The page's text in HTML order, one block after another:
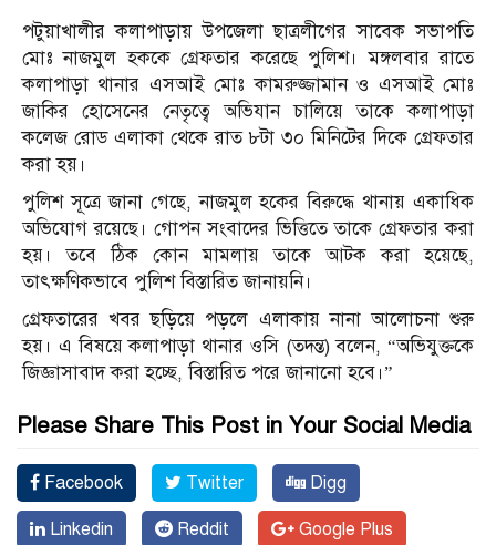
পটুয়াখালীর কলাপাড়ায় উপজেলা ছাত্রলীগের সাবেক সভাপতি
মোঃ নাজমুল হককে গ্রেফতার করেছে পুলিশ। মঙ্গলবার রাতে
কলাপাড়া থানার এসআই মোঃ কামরুজ্জামান ও এসআই মোঃ
জাকির হোসেনের নেতৃত্বে অভিযান চালিয়ে তাকে কলাপাড়া
কলেজ রোড এলাকা থেকে রাত ৮টা ৩০ মিনিটের দিকে গ্রেফতার
করা হয়।
পুলিশ সূত্রে জানা গেছে, নাজমুল হকের বিরুদ্ধে থানায় একাধিক
অভিযোগ রয়েছে। গোপন সংবাদের ভিত্তিতে তাকে গ্রেফতার করা
হয়। তবে ঠিক কোন মামলায় তাকে আটক করা হয়েছে,
তাৎক্ষণিকভাবে পুলিশ বিস্তারিত জানায়নি।
গ্রেফতারের খবর ছড়িয়ে পড়লে এলাকায় নানা আলোচনা শুরু
হয়। এ বিষয়ে কলাপাড়া থানার ওসি (তদন্ত) বলেন, “অভিযুক্তকে
জিজ্ঞাসাবাদ করা হচ্ছে, বিস্তারিত পরে জানানো হবে।”
Please Share This Post in Your Social Media
Facebook Twitter Digg
Linkedin Reddit Google Plus